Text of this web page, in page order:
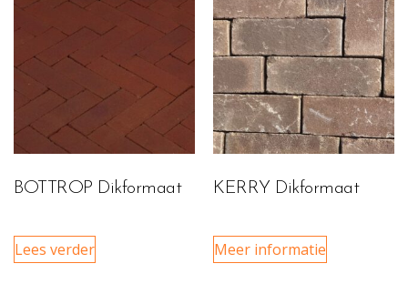
BOTTROP Dikformaat
Lees verder
KERRY Dikformaat
Meer informatie